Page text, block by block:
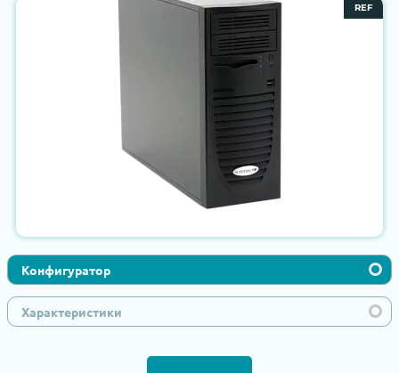
REF
Конфигуратор
Характеристики